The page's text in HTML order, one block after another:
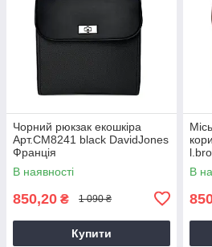
Чорний рюкзак екошкіра
Арт.CM8241 black DavidJones
Франція
В наявності
850,20 ₴ 1 090 ₴
Купити
В